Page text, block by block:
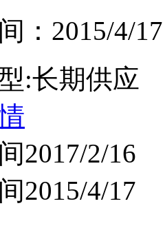
：2015/4/17
:长期供应
2017/2/16
2015/4/17